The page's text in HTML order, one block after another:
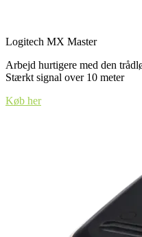
Logitech MX Master
Arbejd hurtigere med den
Stærkt signal over 10 meter
Køb her